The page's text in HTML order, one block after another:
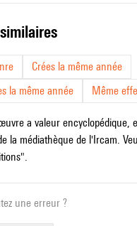
similaires
Crées la même année
la même année
Même
a valeur encyclopédique,
la médiathèque de l'Ircam.
une erreur ?